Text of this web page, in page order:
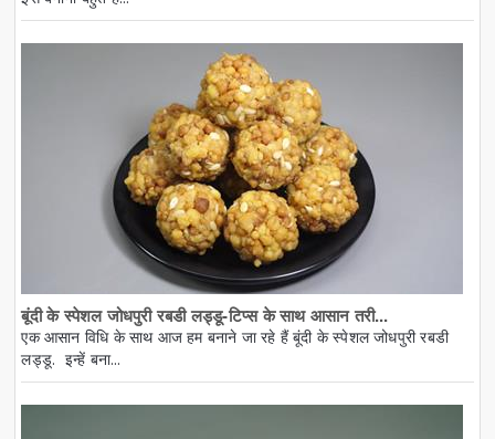
बूंदी के स्पेशल जोधपुरी रबडी लड्डू-टिप्स के साथ आसान तरी...
एक आसान विधि के साथ आज हम बनाने जा रहे हैं बूंदी के स्पेशल जोधपुरी रबडी
लड्डू. इन्हें बना...